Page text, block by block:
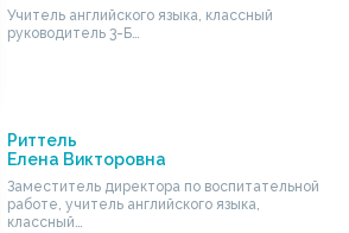
Учитель английского языка, классный
руководитель 3-Б…
Риттель
Елена Викторовна
Заместитель директора по воспитательной
работе, учитель английского языка,
классный…